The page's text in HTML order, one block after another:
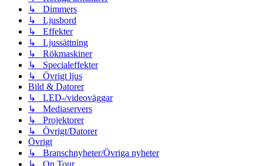
↳ Dimmers
↳ Ljusbord
↳ Effekter
↳ Ljussättning
↳ Rökmaskiner
↳ Specialeffekter
↳ Övrigt ljus
Bild & Datorer
↳ LED-/videoväggar
↳ Mediaservers
↳ Projektorer
↳ Övrigt/Datorer
Övrigt
↳ Branschnyheter/Övriga nyheter
↳ On Tour